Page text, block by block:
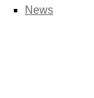
News